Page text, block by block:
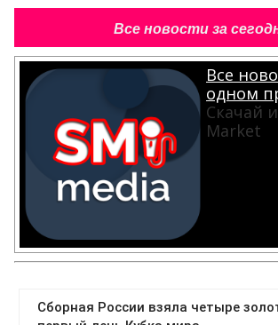
Все новости за
Все
одном
Скачай
Market